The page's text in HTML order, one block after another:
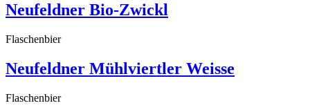
Neufeldner Bio-Zwickl
Flaschenbier
Neufeldner Mühlviertler Weisse
Flaschenbier